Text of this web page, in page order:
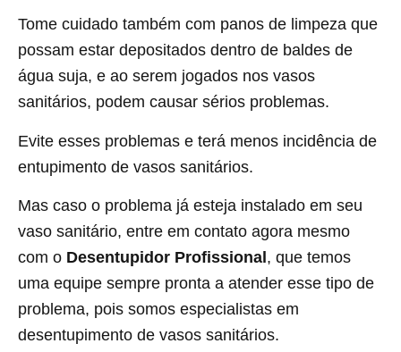
Tome cuidado também com panos de limpeza que
possam estar depositados dentro de baldes de
água suja, e ao serem jogados nos vasos
sanitários, podem causar sérios problemas.
Evite esses problemas e terá menos incidência de
entupimento de vasos sanitários.
Mas caso o problema já esteja instalado em seu
vaso sanitário, entre em contato agora mesmo
com o Desentupidor Profissional , que temos
uma equipe sempre pronta a atender esse tipo de
problema, pois somos especialistas em
desentupimento de vasos sanitários.